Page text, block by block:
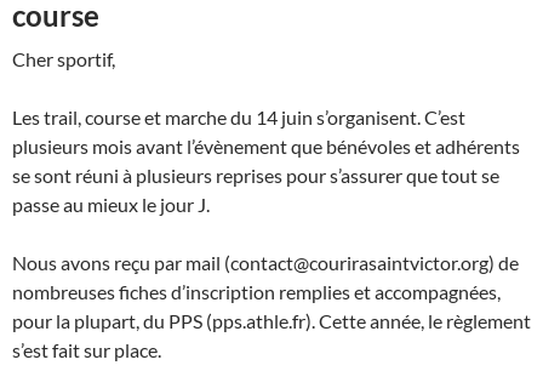
course
Cher sportif,
Les trail, course et marche du 14 juin s’organisent. C’est
plusieurs mois avant l’évènement que bénévoles et adhérents
se sont réuni à plusieurs reprises pour s’assurer que tout se
passe au mieux le jour J.
Nous avons reçu par mail (contact@courirasaintvictor.org) de
nombreuses fiches d’inscription remplies et accompagnées,
pour la plupart, du PPS (pps.athle.fr). Cette année, le règlement
s’est fait sur place.